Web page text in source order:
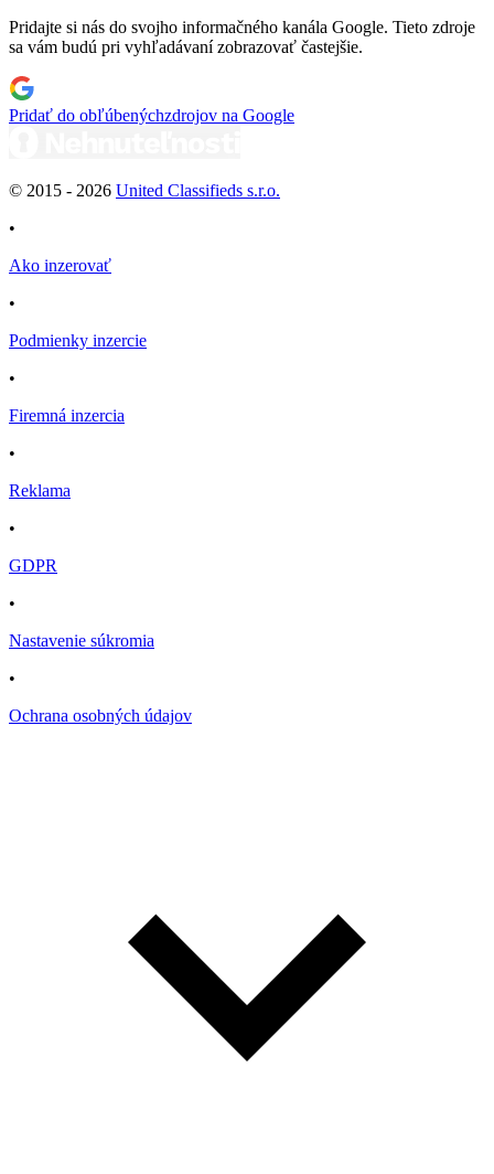
Pridajte si nás do svojho informačného kanála Google. Tieto zdroje
sa vám budú pri vyhľadávaní zobrazovať častejšie.
Pridať do obľúbenýchzdrojov na Google
© 2015 - 2026 United Classifieds s.r.o.
•
Ako inzerovať
•
Podmienky inzercie
•
Firemná inzercia
•
Reklama
•
GDPR
•
Nastavenie súkromia
•
Ochrana osobných údajov